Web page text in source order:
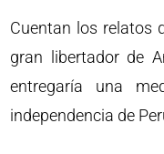
Cuentan los relatos
gran libertador de
entregaría una
independencia de